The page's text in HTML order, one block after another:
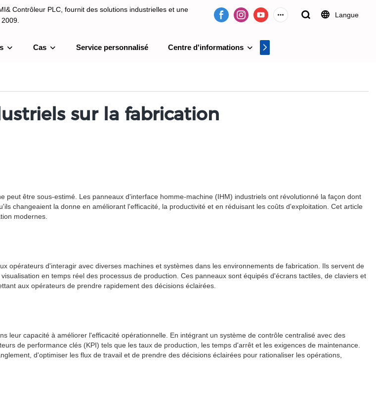
Contrôleur PLC, fournit des solutions industrielles et une
Langue
Cas Service personnalisé Centre d'informations
sur la fabrication
être sous-estimé. Les panneaux d'interface homme-machine (IHM) industriels ont révolutionné la façon dont
changeaient la donne en améliorant l'efficacité, la productivité et en réduisant les coûts d'exploitation. Cet article
modernes.
opérateurs d'interagir avec diverses machines et systèmes dans les environnements de fabrication. Ils servent de
en temps réel des processus de production. Ces panneaux sont équipés d'écrans tactiles, de claviers et
aux opérateurs de prendre rapidement des décisions éclairées.
leur capacité à améliorer l'efficacité opérationnelle. En intégrant un système de contrôle centralisé avec des
de performance clés (KPI) tels que les taux de production, les temps d'arrêt et les exigences de maintenance.
d'optimiser les flux de travail et de prendre des décisions éclairées pour rationaliser les opérations,